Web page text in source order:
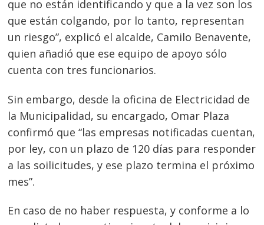
que no están identificando y que a la vez son los
que están colgando, por lo tanto, representan
un riesgo”, explicó el alcalde, Camilo Benavente,
quien añadió que ese equipo de apoyo sólo
cuenta con tres funcionarios.
Sin embargo, desde la oficina de Electricidad de
la Municipalidad, su encargado, Omar Plaza
confirmó que “las empresas notificadas cuentan,
por ley, con un plazo de 120 días para responder
a las soilicitudes, y ese plazo termina el próximo
mes”.
En caso de no haber respuesta, y conforme a lo